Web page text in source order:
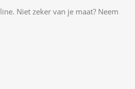
Niet zeker van je maat? Neem